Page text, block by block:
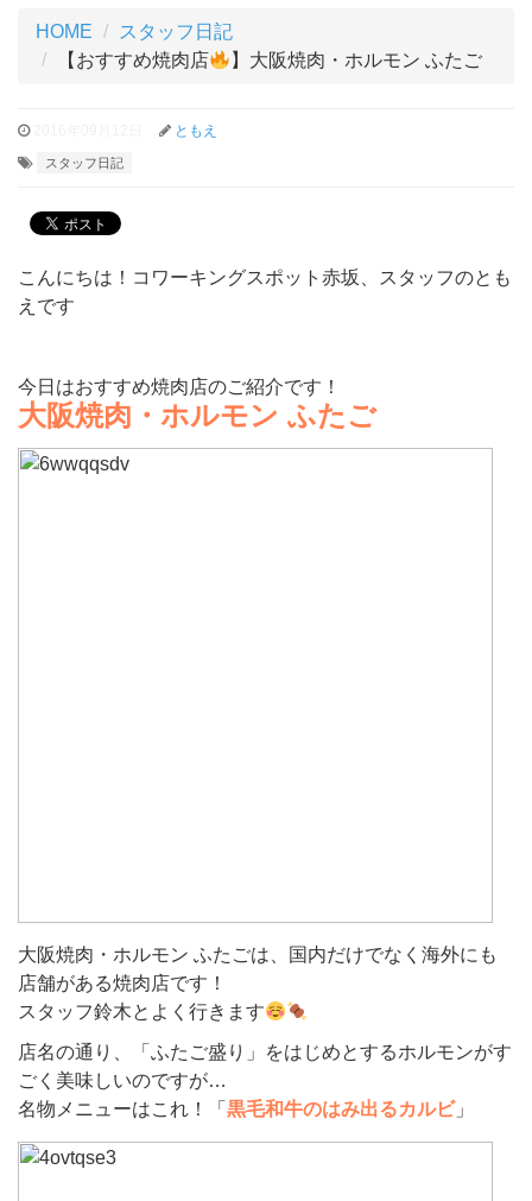
HOME
スタッフ日記
【おすすめ焼肉店
】大阪焼肉・ホルモン ふたご
2016年09月12日 ともえ
スタッフ日記
こんにちは！コワーキングスポット赤坂、スタッフのとも
えです
今日はおすすめ焼肉店のご紹介です！
大阪焼肉・ホルモン ふたご
大阪焼肉・ホルモン ふたごは、国内だけでなく海外にも
店舗がある焼肉店です！
スタッフ鈴木とよく行きます
店名の通り、「ふたご盛り」をはじめとするホルモンがす
ごく美味しいのですが…
名物メニューはこれ！「 黒毛和牛のはみ出るカルビ」